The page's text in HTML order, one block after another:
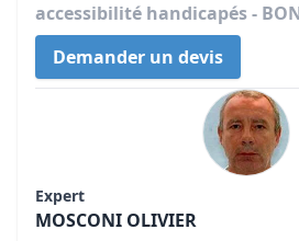
accessibilité handicapés -
Demander un devis
Expert
MOSCONI OLIVIER